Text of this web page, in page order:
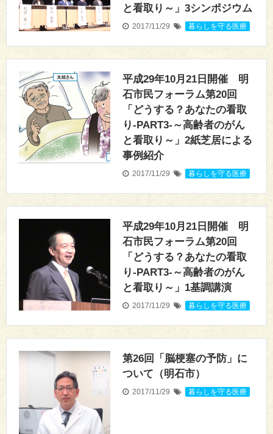
と看取り～」3シンポジウム
2017/11/29 暮らしを守る医療
平成29年10月21日開催 明
石市民フォーラム第20回
「どうする？あなたの看取
り-PART3-～高齢者のがん
と看取り～」2紙芝居による
事例紹介
2017/11/29 暮らしを守る医療
平成29年10月21日開催 明
石市民フォーラム第20回
「どうする？あなたの看取
り-PART3-～高齢者のがん
と看取り～」1基調講演
2017/11/29 暮らしを守る医療
第26回「脳梗塞の予防」に
ついて（明石市）
2017/11/29 暮らしを守る医療